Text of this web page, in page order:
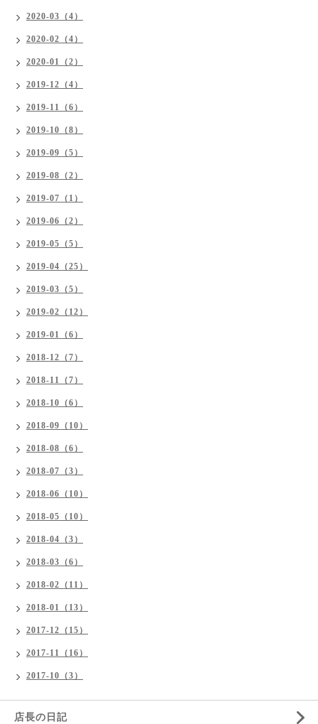
2020-03（4）
2020-02（4）
2020-01（2）
2019-12（4）
2019-11（6）
2019-10（8）
2019-09（5）
2019-08（2）
2019-07（1）
2019-06（2）
2019-05（5）
2019-04（25）
2019-03（5）
2019-02（12）
2019-01（6）
2018-12（7）
2018-11（7）
2018-10（6）
2018-09（10）
2018-08（6）
2018-07（3）
2018-06（10）
2018-05（10）
2018-04（3）
2018-03（6）
2018-02（11）
2018-01（13）
2017-12（15）
2017-11（16）
2017-10（3）
店長の日記